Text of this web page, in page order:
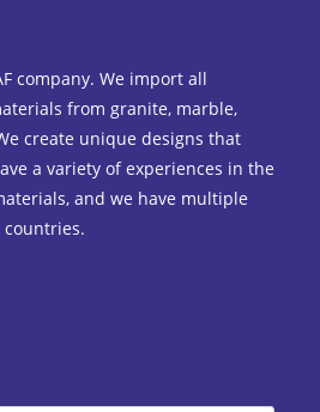
company. We import all
from granite, marble,
create unique designs that
a variety of experiences in the
and we have multiple